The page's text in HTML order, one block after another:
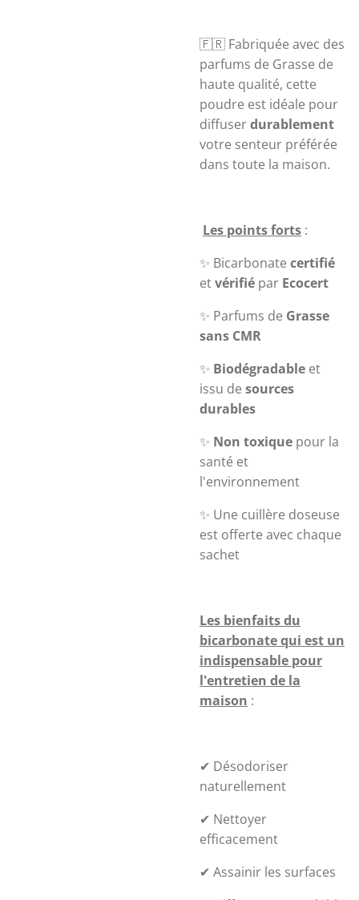
🇫🇷 Fabriquée avec des
parfums de Grasse de
haute qualité, cette
poudre est idéale pour
diffuserdurablement
votre senteur préférée
dans toute la maison.
Les points forts :
✨ Bicarbonate certifié
etvérifié par Ecocert
✨ Parfums de Grasse
sans CMR
✨ Biodégradable et
issu de sources
durables
✨ Non toxique pour la
santé et
l'environnement
✨ Une cuillère doseuse
est offerte avec chaque
sachet
Les bienfaits du
bicarbonate qui est un
indispensable pour
l'entretien de la
maison :
✔ Désodoriser
naturellement
✔ Nettoyer
efficacement
✔ Assainir les surfaces